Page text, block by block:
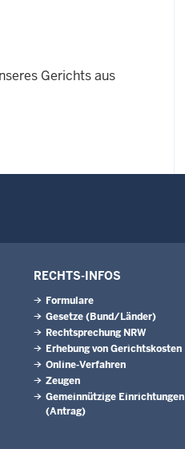
Gerichts aus
RECHTS-INFOS
Formulare
Gesetze (Bund/Länder)
Rechtsprechung NRW
Erhebung von Gerichtskosten
Online-Verfahren
Zeugen
Gemeinnützige Einrichtungen
(Antrag)